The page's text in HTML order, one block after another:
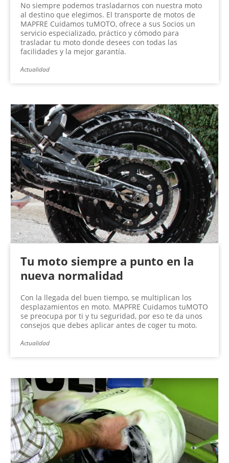
No siempre podemos trasladarnos con nuestra moto
al destino que elegimos. El transporte de motos de
MAPFRE Cuidamos tuMOTO, ofrece a sus Socios un
servicio especializado, práctico y cómodo para
trasladar tu moto donde desees con todas las
facilidades y la mejor garantía.
Actualidad
Tu moto siempre a punto en la
nueva normalidad
Con la llegada del buen tiempo, se multiplican los
desplazamientos en moto. MAPFRE Cuidamos tuMOTO
se preocupa por ti y tu seguridad, por eso te da unos
consejos que debes aplicar antes de coger tu moto.
Actualidad